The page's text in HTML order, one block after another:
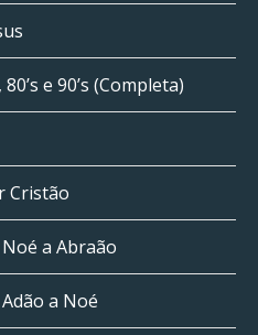
e 90’s (Completa)
Cristão
a Abraão
a Noé